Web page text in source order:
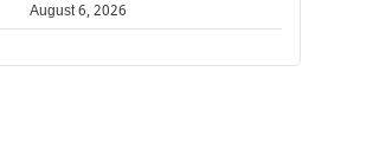
August 6, 2026